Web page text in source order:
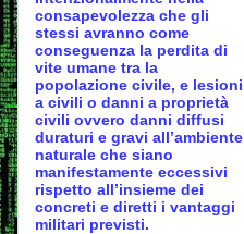
consapevolezza che gli
stessi avranno come
conseguenza la perdita di
vite umane tra la
popolazione civile, e lesioni
a civili o danni a proprietà
civili ovvero danni diffusi
duraturi e gravi all’ambiente
naturale che siano
manifestamente eccessivi
rispetto all’insieme dei
concreti e diretti i vantaggi
militari previsti.